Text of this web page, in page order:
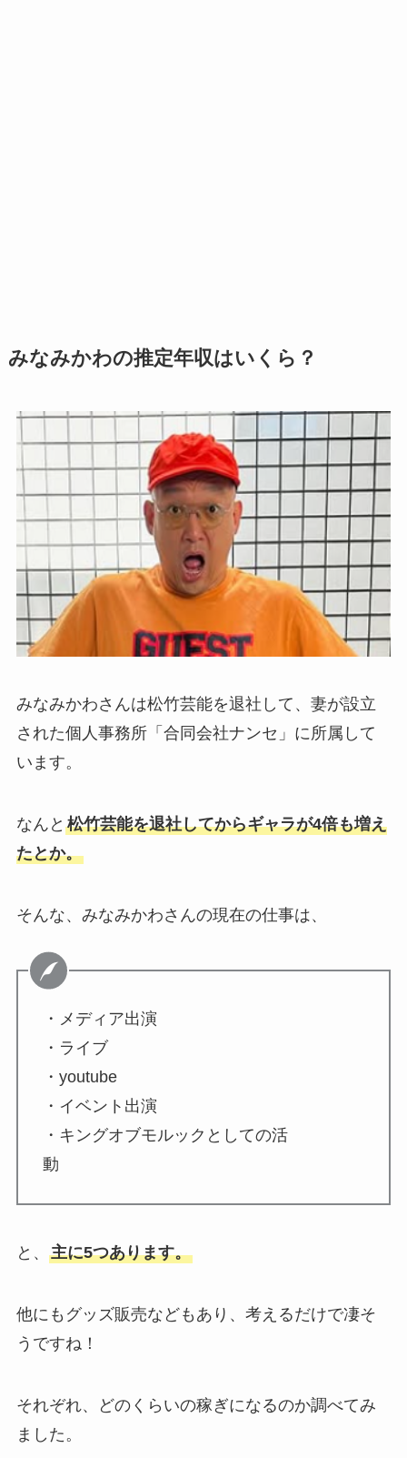
みなみかわの推定年収はいくら？
みなみかわさんは松竹芸能を退社して、妻が設立
された個人事務所「合同会社ナンセ」に所属して
います。
なんと 松竹芸能を退社してからギャラが4倍も増え
たとか。
そんな、みなみかわさんの現在の仕事は、
・メディア出演
・ライブ
・youtube
・イベント出演
・キングオブモルックとしての活
動
と、 主に5つあります。
他にもグッズ販売などもあり、考えるだけで凄そ
うですね！
それぞれ、どのくらいの稼ぎになるのか調べてみ
ました。